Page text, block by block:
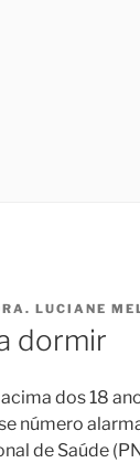
LUCIANE
dormir
dos 18
número
de Saúde